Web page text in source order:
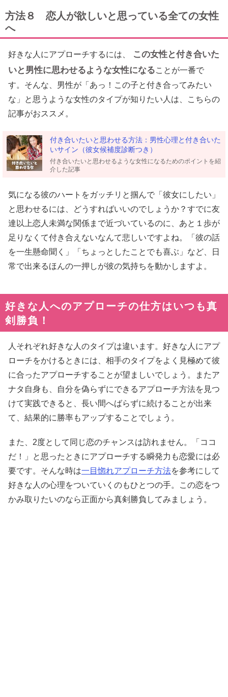
方法８ 恋人が欲しいと思っている全ての女性
へ
好きな人にアプローチするには、
この女性と付き合いた
いと男性に思わせるような女性になることが一番で
す。そんな、男性が「あっ！この子と付き合ってみたい
な」と思うような女性のタイプが知りたい人は、こちらの
記事がおススメ。
付き合いたいと思わせる方法：男性心理と付き合いた
いサイン（彼女候補度診断つき）
付き合いたいと思わせるような女性になるためのポイントを紹
介した記事
気になる彼のハートをガッチリと掴んで「彼女にしたい」
と思わせるには、どうすればいいのでしょうか？すでに友
達以上恋人未満な関係まで近づいているのに、あと１歩が
足りなくて付き合えないなんて悲しいですよね。「彼の話
を一生懸命聞く」「ちょっとしたことでも喜ぶ」など、日
常で出来るほんの一押しが彼の気持ちを動かしますよ。
好きな人へのアプローチの仕方はいつも真
剣勝負！
人それぞれ好きな人のタイプは違います。好きな人にアプ
ローチをかけるときには、相手のタイプをよく見極めて彼
に合ったアプローチすることが望ましいでしょう。またア
ナタ自身も、自分を偽らずにできるアプローチ方法を見つ
けて実践できると、長い間へばらずに続けることが出来
て、結果的に勝率もアップすることでしょう。
また、2度として同じ恋のチャンスは訪れません。「ココ
だ！」と思ったときにアプローチする瞬発力も恋愛には必
要です。そんな時は一目惚れアプローチ方法を参考にして
好きな人の心理をついていくのもひとつの手。この恋をつ
かみ取りたいのなら正面から真剣勝負してみましょう。